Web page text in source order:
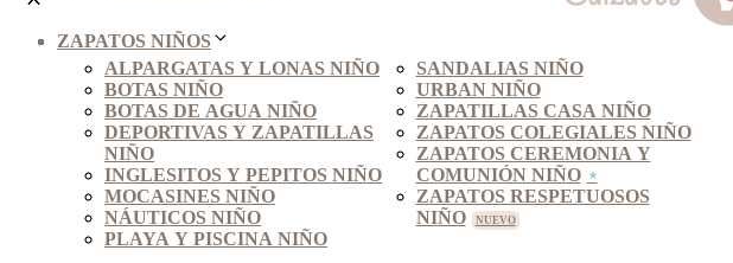
ZAPATOS NIÑOS
ALPARGATAS Y LONAS NIÑO
BOTAS NIÑO
BOTAS DE AGUA NIÑO
DEPORTIVAS Y ZAPATILLAS
NIÑO
INGLESITOS Y PEPITOS NIÑO
MOCASINES NIÑO
NÁUTICOS NIÑO
PLAYA Y PISCINA NIÑO
SANDALIAS NIÑO
URBAN NIÑO
ZAPATILLAS CASA NIÑO
ZAPATOS COLEGIALES NIÑO
ZAPATOS CEREMONIA Y
COMUNIÓN NIÑO
ZAPATOS RESPETUOSOS
NIÑO